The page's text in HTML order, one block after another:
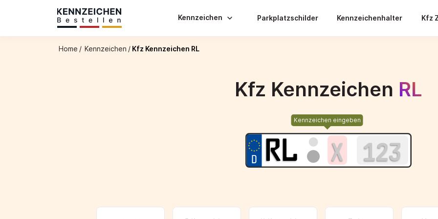
Kennzeichen Parkplatzschilder Kennzeichenhalter Kfz
Home / Kennzeichen / Kfz Kennzeichen RL
Kfz Kennzeichen RL
Kennzeichen eingeben